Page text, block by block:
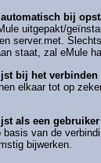
bij
uitgepakt/
server.met.
staat, zal eMule
bij het verbinden
elkaar tot op
als een
basis van de
bijwerken.